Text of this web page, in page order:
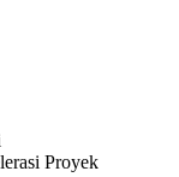
Proyek